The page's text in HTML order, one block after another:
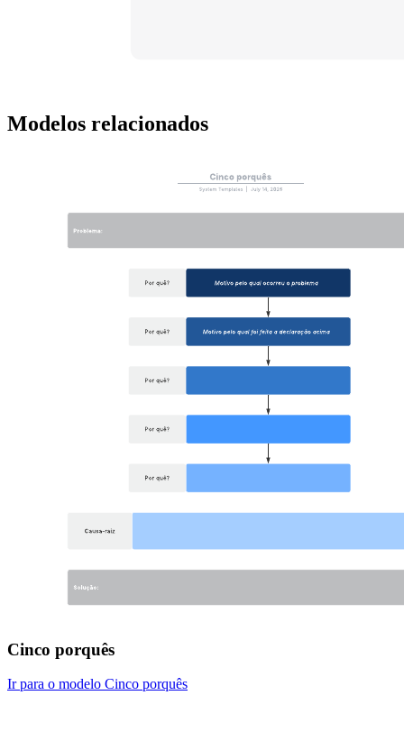
Modelos relacionados
Cinco porquês
Ir para o modelo Cinco porquês